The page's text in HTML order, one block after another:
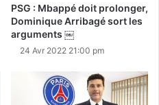
PSG : Mbappé doit prolonger,
Dominique Arribagé sort les
arguments ￼
24 Avr 2022 21:00 pm